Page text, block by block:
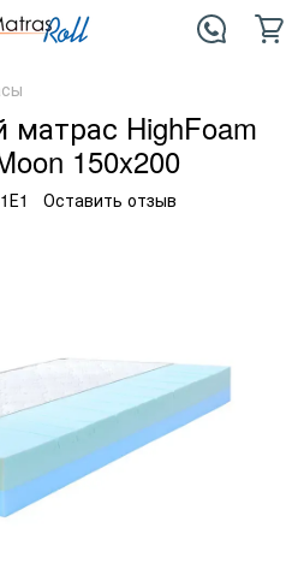
матрас HighFoam
150x200
Оставить отзыв